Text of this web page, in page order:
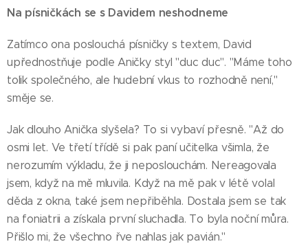
Na písničkách se s Davidem neshodneme
Zatímco ona poslouchá písničky s textem, David
upřednostňuje podle Aničky styl "duc duc". "Máme toho
tolik společného, ale hudební vkus to rozhodně není,"
směje se.
Jak dlouho Anička slyšela? To si vybaví přesně. "Až do
osmi let. Ve třetí třídě si pak paní učitelka všimla, že
nerozumím výkladu, že ji neposlouchám. Nereagovala
jsem, když na mě mluvila. Když na mě pak v létě volal
děda z okna, také jsem nepřiběhla. Dostala jsem se tak
na foniatrii a získala první sluchadla. To byla noční můra.
Přišlo mi, že všechno řve nahlas jak pavián."